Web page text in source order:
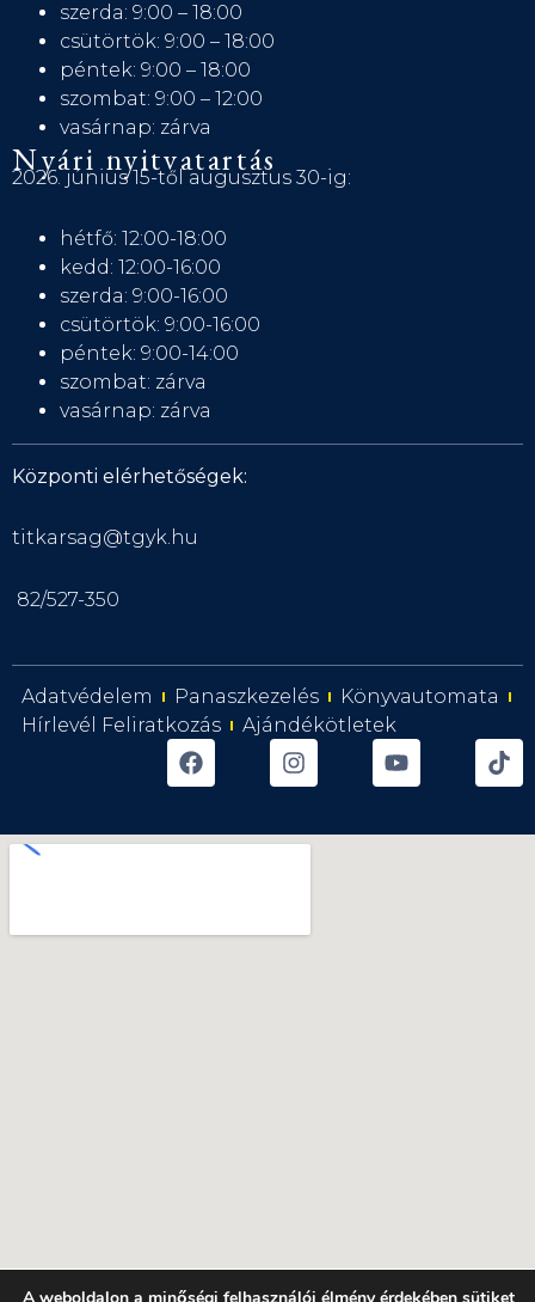
szerda: 9:00 – 18:00
csütörtök: 9:00 – 18:00
péntek: 9:00 – 18:00
szombat: 9:00 – 12:00
vasárnap: zárva
Nyári nyitvatartás
2026. június 15-től augusztus 30-ig:
hétfő: 12:00-18:00
kedd: 12:00-16:00
szerda: 9:00-16:00
csütörtök: 9:00-16:00
péntek: 9:00-14:00
szombat: zárva
vasárnap: zárva
Központi elérhetőségek:
titkarsag@tgyk.hu
82/527-350
Adatvédelem Panaszkezelés
Könyvautomata
Hírlevél Feliratkozás
Ajándékötletek